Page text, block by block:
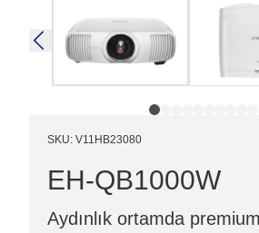
SKU: V11HB23080
EH-QB1000W
Aydınlık ortamda